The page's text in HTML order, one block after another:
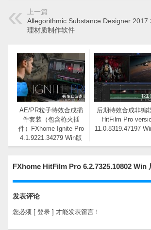
上一篇
Allegorithmic Substance Designer
理材质制作软件
AE/PR粒子特效合成插
件套装（包含枪火插
件）FXhome Ignite Pro
4.1.9221.34279 Win版
后期特效合成非编
HitFilm Pro
11.0.8319.47197
FXhome HitFilm Pro 6.2.7325.10802 Win
发表评论
您必须 [ 登录 ] 才能发表留言！